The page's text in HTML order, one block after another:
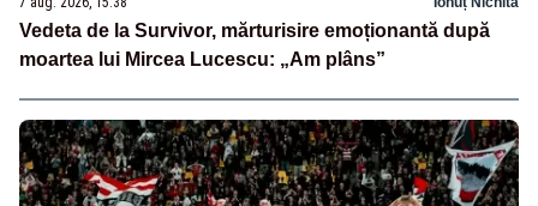
Vedeta de la Survivor, mărturisire emoționantă după
moartea lui Mircea Lucescu: „Am plâns”